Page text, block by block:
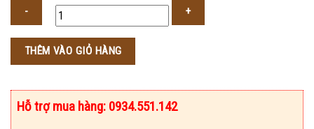
THÊM VÀO GIỎ HÀNG
Hỗ trợ mua hàng: 0934.551.142